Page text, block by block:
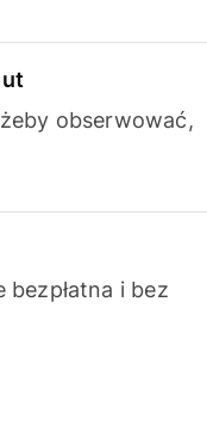
obserwować,
bezpłatna i bez